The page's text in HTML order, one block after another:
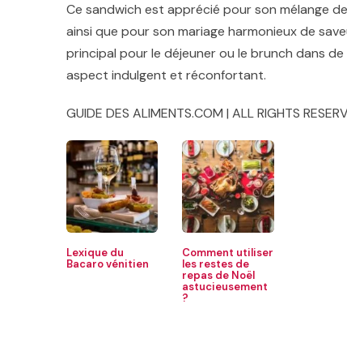
Ce sandwich est apprécié pour son mélange
ainsi que pour son mariage harmonieux de
principal pour le déjeuner ou le brunch dans
aspect indulgent et réconfortant.
GUIDE DES ALIMENTS.COM | ALL RIGHTS
Lexique du
Bacaro vénitien
Comment utiliser
les restes de
repas de Noël
astucieusement
?